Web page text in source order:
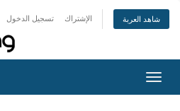
تسجيل الدخول الإشتراك شاهد العربة
تبديل
التنقل